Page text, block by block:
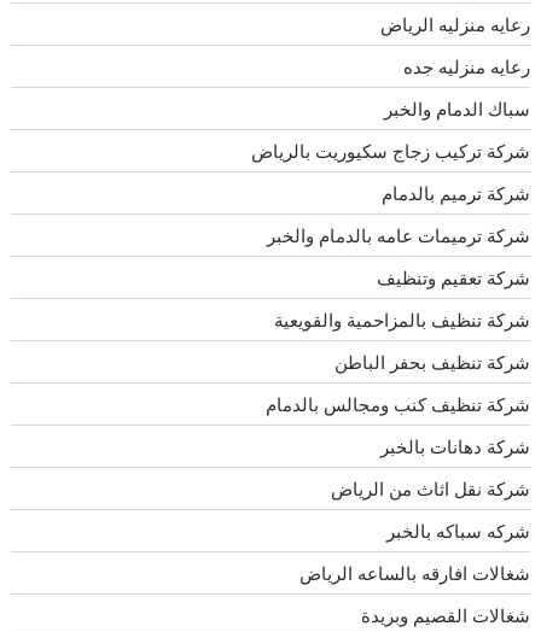
رعايه منزليه الرياض
رعايه منزليه جده
سباك الدمام والخبر
شركة تركيب زجاج سكيوريت بالرياض
شركة ترميم بالدمام
شركة ترميمات عامه بالدمام والخبر
شركة تعقيم وتنظيف
شركة تنظيف بالمزاحمية والقويعية
شركة تنظيف بحفر الباطن
شركة تنظيف كنب ومجالس بالدمام
شركة دهانات بالخبر
شركة نقل اثاث من الرياض
شركه سباكه بالخبر
شغالات افارقه بالساعه الرياض
شغالات القصيم وبريدة